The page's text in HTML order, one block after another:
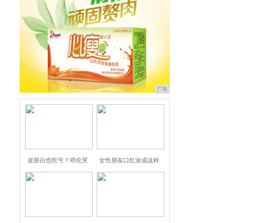
广告
皮肤白也吃亏？邓伦哭 女性朋友口红涂成这样